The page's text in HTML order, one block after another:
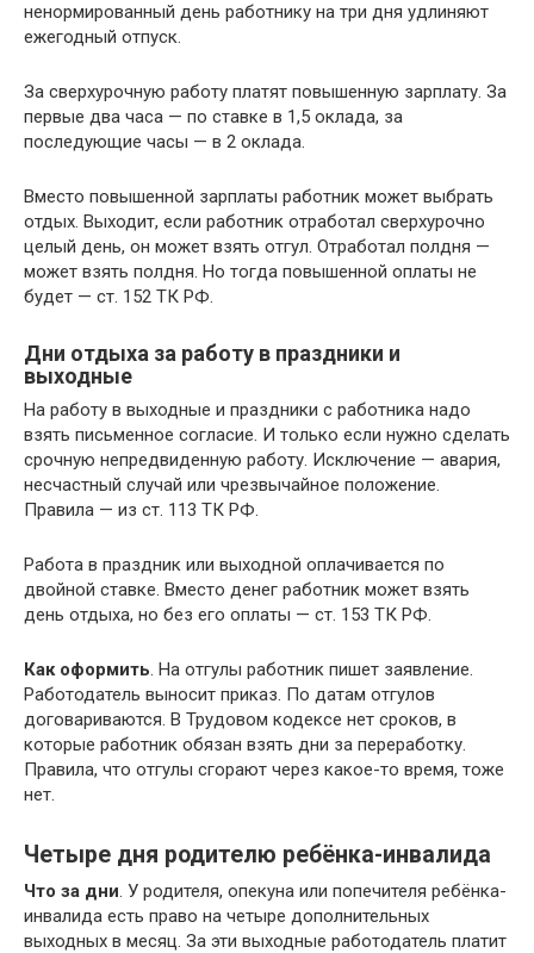
ненормированный день работнику на три дня удлиняют
ежегодный отпуск.
За сверхурочную работу платят повышенную зарплату. За
первые два часа — по ставке в 1,5 оклада, за
последующие часы — в 2 оклада.
Вместо повышенной зарплаты работник может выбрать
отдых. Выходит, если работник отработал сверхурочно
целый день, он может взять отгул. Отработал полдня —
может взять полдня. Но тогда повышенной оплаты не
будет — ст. 152 ТК РФ.
Дни отдыха за работу в праздники и
выходные
На работу в выходные и праздники с работника надо
взять письменное согласие. И только если нужно сделать
срочную непредвиденную работу. Исключение — авария,
несчастный случай или чрезвычайное положение.
Правила — из ст. 113 ТК РФ.
Работа в праздник или выходной оплачивается по
двойной ставке. Вместо денег работник может взять
день отдыха, но без его оплаты — ст. 153 ТК РФ.
Как оформить . На отгулы работник пишет заявление.
Работодатель выносит приказ. По датам отгулов
договариваются. В Трудовом кодексе нет сроков, в
которые работник обязан взять дни за переработку.
Правила, что отгулы сгорают через какое-то время, тоже
нет.
Четыре дня родителю ребёнка-инвалида
Что за дни . У родителя, опекуна или попечителя ребёнка-
инвалида есть право на четыре дополнительных
выходных в месяц. За эти выходные работодатель платит